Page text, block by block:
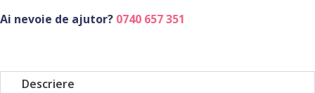
Caviar
Ai nevoie de ajutor? 0740 657 351
Descriere